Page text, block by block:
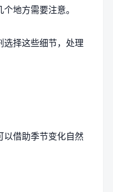
地方需要注意。
择这些细节，处理
以借助季节变化自然